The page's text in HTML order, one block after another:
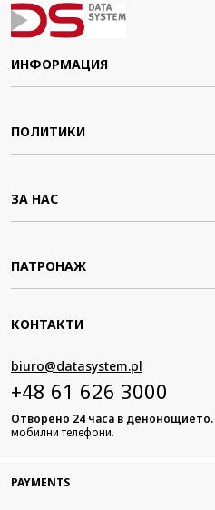
ИНФОРМАЦИЯ
ПОЛИТИКИ
ЗА НАС
ПАТРОНАЖ
КОНТАКТИ
biuro@datasystem.pl
+48 61 626 3000
Отворено 24 часа в денонощието.
мобилни телефони.
PAYMENTS